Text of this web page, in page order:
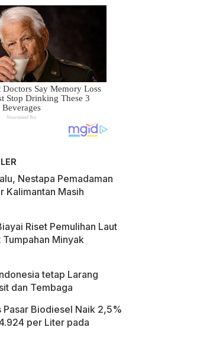
Nestapa Pemadaman
Kalimantan Masih
Riset Pemulihan Laut
Minyak
tetap Larang
dan Tembaga
Pasar Biodiesel Naik 2,5%
per Liter pada